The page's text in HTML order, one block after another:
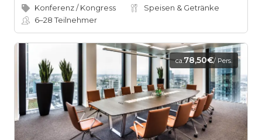
Konferenz / Kongress
Speisen & Getränke
6–28Teilnehmer
ca.78,50€/ Pers.